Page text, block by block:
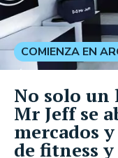
COMIENZA EN
No solo un
Mr Jeff se
mercados
de fitness